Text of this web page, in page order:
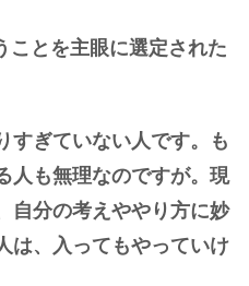
とを主眼に選定された
ぎていない人です。も
人も無理なのですが。現
自分の考えややり方に妙
は、入ってもやっていけ